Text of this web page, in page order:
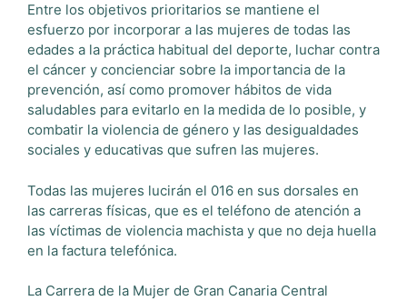
Entre los objetivos prioritarios se mantiene el
esfuerzo por incorporar a las mujeres de todas las
edades a la práctica habitual del deporte, luchar contra
el cáncer y concienciar sobre la importancia de la
prevención, así como promover hábitos de vida
saludables para evitarlo en la medida de lo posible, y
combatir la violencia de género y las desigualdades
sociales y educativas que sufren las mujeres.
Todas las mujeres lucirán el 016 en sus dorsales en
las carreras físicas, que es el teléfono de atención a
las víctimas de violencia machista y que no deja huella
en la factura telefónica.
La Carrera de la Mujer de Gran Canaria Central